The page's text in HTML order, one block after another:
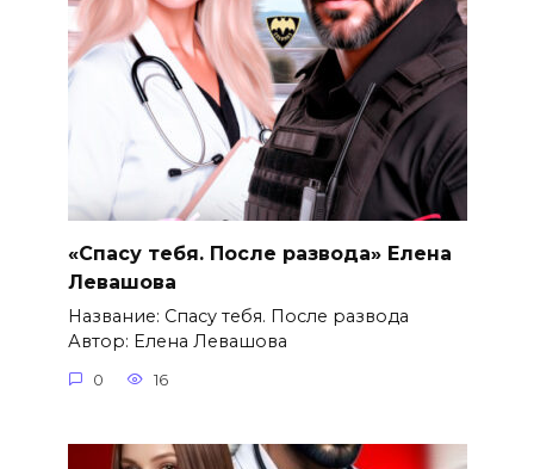
«Спасу тебя. После развода» Елена
Левашова
Название: Спасу тебя. После развода
Автор: Елена Левашова
0 16